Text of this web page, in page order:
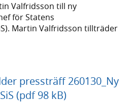
Valfridsson till ny
för Statens
Martin Valfridsson tillträder
pressträff 260130_Ny
(pdf 98 kB)